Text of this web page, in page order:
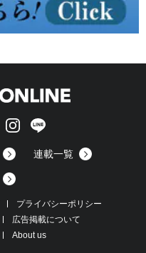
連載一覧
プライバシーポリシー
広告掲載について
About us